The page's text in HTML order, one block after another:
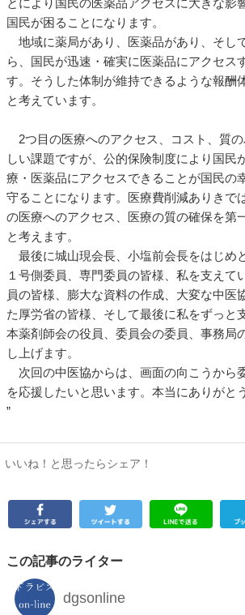
とにより国民の医薬品アクセスに大きな影
国民が困ることになります。
地域に薬局があり、医薬品があり、そし
ら、国民が迅速・確実に医薬品にアクセス
す。そうした体制が維持できるような報酬
と考えています。
2つ目の医療へのアクセス、コスト、質
しい課題ですが、公的保険制度により国民
療・医薬品にアクセスできることが国民の
守ることになります。医療費削減ありきで
の医療へのアクセス、医療の質の確保を第
と考えます。
最後に城山現会長、小塩前会長をはじめ
１号側委員、専門委員の皆様、私を支えて
員の皆様、膨大な資料の作成、大変な中医
た厚労省の皆様、そして最後に私をずっと
本薬剤師会の役員、委員会の委員、事務局
し上げます。
次回の中医協からは、画面の向こうから
を応援したいと思います。本当にありがと
”
いいね！と思ったらシェア！
この記事のライター
dgsonline